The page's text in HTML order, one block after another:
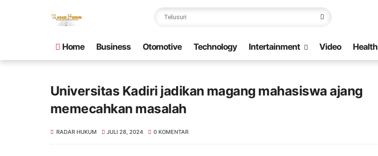
Home Business Otomotive Technology Intertainment Video Health
Universitas Kadiri jadikan magang mahasiswa ajang
memecahkan masalah
RADAR HUKUM JULI 28, 2024 0 KOMENTAR